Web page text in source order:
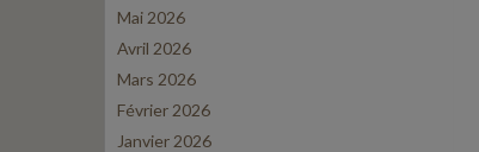
Mai 2026
Avril 2026
Mars 2026
Février 2026
Janvier 2026